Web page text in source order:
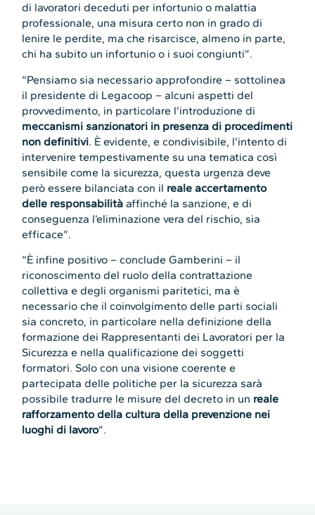
di lavoratori deceduti per infortunio o malattia
professionale, una misura certo non in grado di
lenire le perdite, ma che risarcisce, almeno in parte,
chi ha subito un infortunio o i suoi congiunti”.
“Pensiamo sia necessario approfondire – sottolinea
il presidente di Legacoop – alcuni aspetti del
provvedimento, in particolare l’introduzione di
meccanismi sanzionatori in presenza di procedimenti
non definitivi. È evidente, e condivisibile, l’intento di
intervenire tempestivamente su una tematica così
sensibile come la sicurezza, questa urgenza deve
però essere bilanciata con il reale accertamento
delle responsabilità affinché la sanzione, e di
conseguenza l’eliminazione vera del rischio, sia
efficace”.
“È infine positivo – conclude Gamberini – il
riconoscimento del ruolo della contrattazione
collettiva e degli organismi paritetici, ma è
necessario che il coinvolgimento delle parti sociali
sia concreto, in particolare nella definizione della
formazione dei Rappresentanti dei Lavoratori per la
Sicurezza e nella qualificazione dei soggetti
formatori. Solo con una visione coerente e
partecipata delle politiche per la sicurezza sarà
possibile tradurre le misure del decreto in un reale
rafforzamento della cultura della prevenzione nei
luoghi di lavoro”.